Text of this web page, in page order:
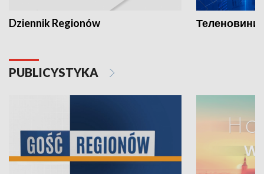
Dziennik Regionów Теленовини
PUBLICYSTYKA